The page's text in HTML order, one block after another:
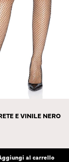
E VINILE NERO
al carrello